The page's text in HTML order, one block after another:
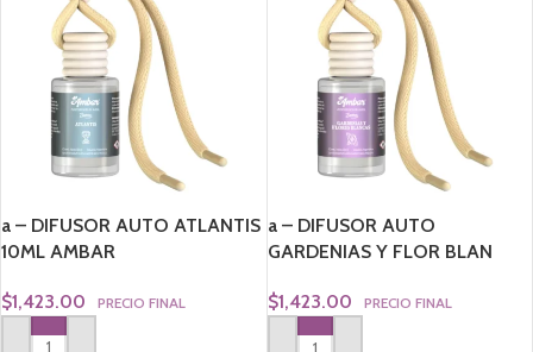
a – DIFUSOR AUTO ATLANTIS
10ML AMBAR
$1,423.00 PRECIO FINAL
a – DIFUSOR AUTO
GARDENIAS Y FLOR BLAN
$1,423.00 PRECIO FINAL